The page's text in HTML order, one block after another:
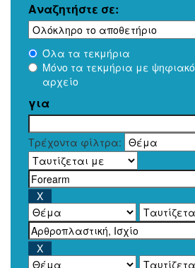
Αναζητήστε σε:
Όλα τα τεκμήρια
Μόνο τα τεκμήρια με ψηφιακό
αρχείο
για
Τρέχοντα φίλτρα: